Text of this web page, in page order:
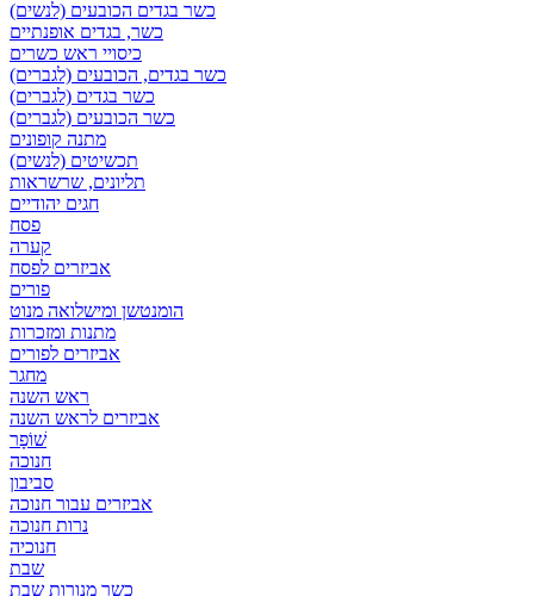
כשר בגדים הכובעים (לנשים)
כשר, בגדים אופנתיים
כיסויי ראש כשרים
כשר בגדים, הכובעים (לגברים)
כשר בגדים (לגברים)
כשר הכובעים (לגברים)
מתנה קופונים
תכשיטים (לנשים)
תליונים, שרשראות
חגים יהודיים
פסח
קערה
אביזרים לפסח
פורים
הומנטשן ומישלואה מנוט
מתנות ומזכרות
אביזרים לפורים
מחגר
ראש השנה
אביזרים לראש השנה
שׁוֹפָר
חנוכה
סביבון
אביזרים עבור חנוכה
נרות חנוכה
חנוכיה
שבת
כשר מנורות שבת